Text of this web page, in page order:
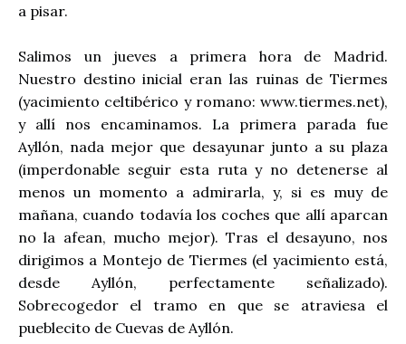
a pisar.
Salimos un jueves a primera hora de Madrid.
Nuestro destino inicial eran las ruinas de Tiermes
(yacimiento celtibérico y romano: www.tiermes.net),
y allí nos encaminamos. La primera parada fue
Ayllón, nada mejor que desayunar junto a su plaza
(imperdonable seguir esta ruta y no detenerse al
menos un momento a admirarla, y, si es muy de
mañana, cuando todavía los coches que allí aparcan
no la afean, mucho mejor). Tras el desayuno, nos
dirigimos a Montejo de Tiermes (el yacimiento está,
desde Ayllón, perfectamente señalizado).
Sobrecogedor el tramo en que se atraviesa el
pueblecito de Cuevas de Ayllón.